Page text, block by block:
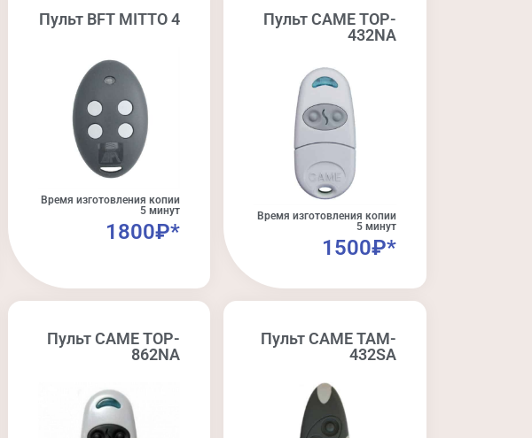
Пульт BFT MITTO 4
Время изготовления копии
5 минут
1800₽*
Пульт CAME TOP-
432NA
Время изготовления копии
5 минут
1500₽*
Пульт CAME TOP-
862NA
Пульт CAME TAM-
432SA